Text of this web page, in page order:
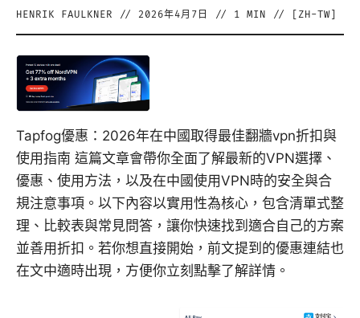
HENRIK FAULKNER // 2026年4月7日 // 1 MIN // [ ZH-TW
Tapfog優惠：2026年在中國取得最佳翻牆vpn折扣與
使用指南 這篇文章會帶你全面了解最新的VPN選擇、
優惠、使用方法，以及在中國使用VPN時的安全與合
規注意事項。以下內容以實用性為核心，包含清單式整
理、比較表與常見問答，讓你快速找到適合自己的方案
並善用折扣。若你想直接開始，前文提到的優惠連結也
在文中適時出現，方便你立刻點擊了解詳情。